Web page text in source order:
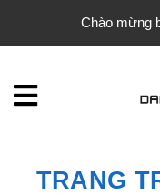
Chào mừng
TRANG